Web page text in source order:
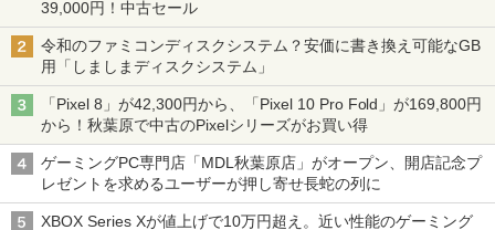
39,000円！中古セール
令和のファミコンディスクシステム？安価に書き換え可能なGB
用「しましまディスクシステム」
「Pixel 8」が42,300円から、「Pixel 10 Pro Fold」が169,800円
から！秋葉原で中古のPixelシリーズがお買い得
ゲーミングPC専門店「MDL秋葉原店」がオープン、開店記念プ
レゼントを求めるユーザーが押し寄せ長蛇の列に
XBOX Series Xが値上げで10万円超え。近い性能のゲーミング